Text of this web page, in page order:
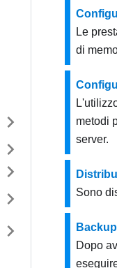
Le
di
metodi
server.
Sono
Dopo